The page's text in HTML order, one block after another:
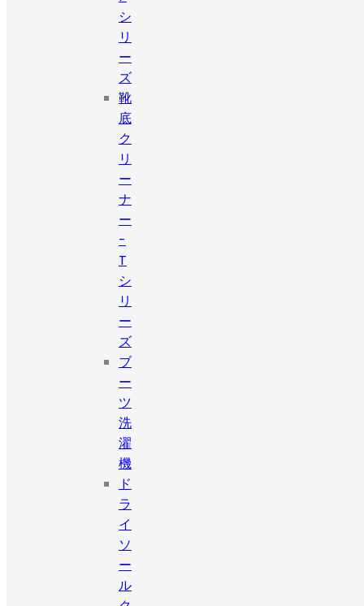
シ
リ
ー
ズ
靴
底
ク
リ
ー
ナ
ー
-
T
シ
リ
ー
ズ
ブ
ー
ツ
洗
濯
機
ド
ラ
イ
ソ
ー
ル